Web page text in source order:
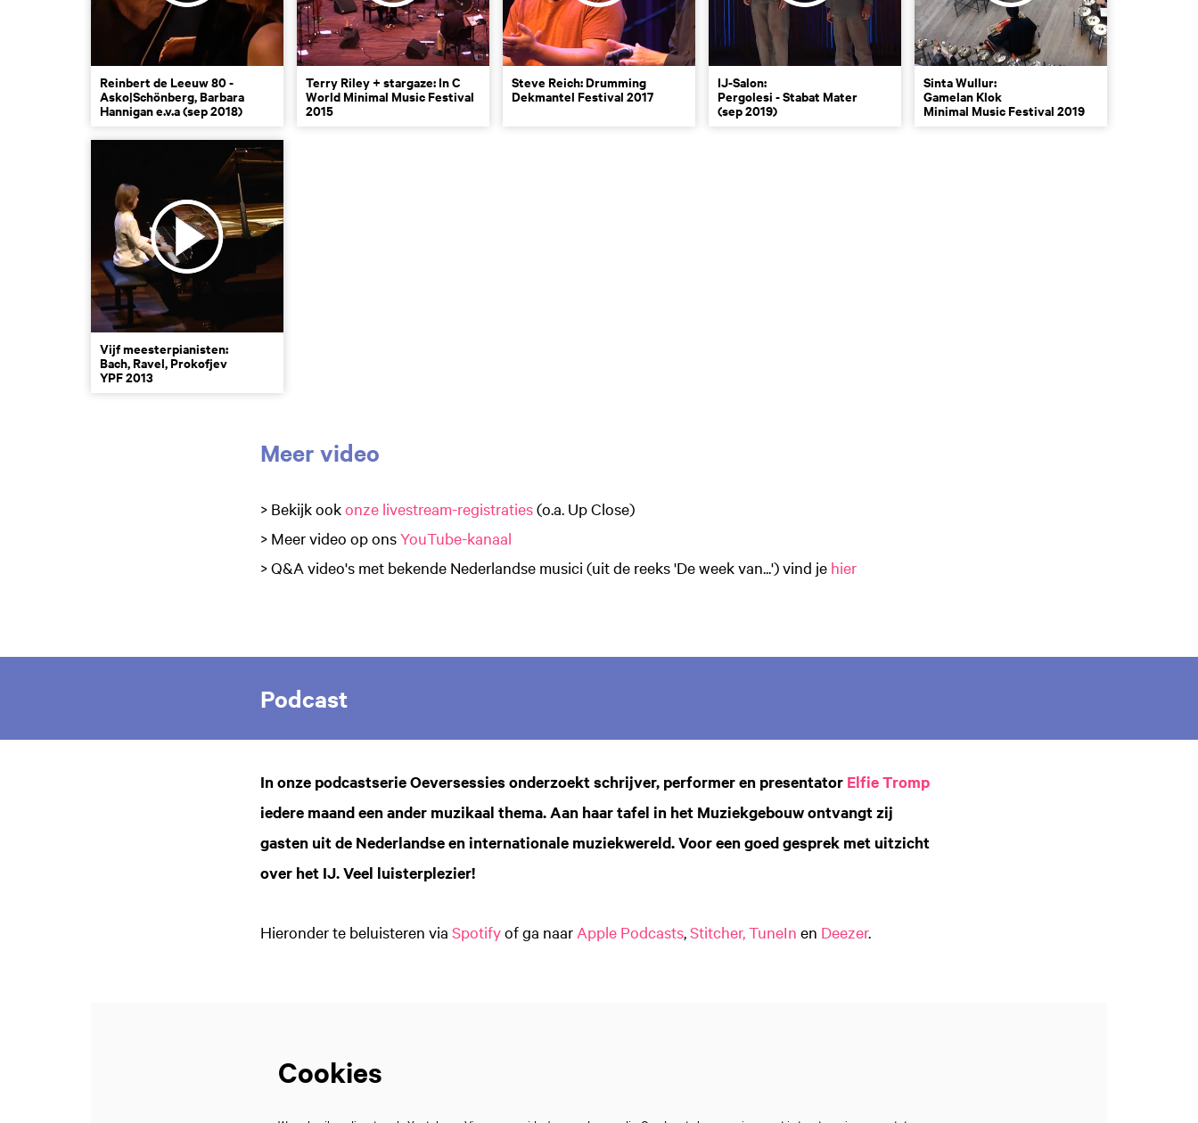
Reinbert de Leeuw 80 -
Asko|Schönberg, Barbara
Hannigan e.v.a (sep 2018)
Terry Riley + stargaze: In C
World Minimal Music Festival
2015
Steve Reich: Drumming
Dekmantel Festival 2017
IJ-Salon:
Pergolesi - Stabat Mater
(sep 2019)
Sinta Wullur:
Gamelan Klok
Minimal Music Festival 2019
Vijf meesterpianisten:
Bach, Ravel, Prokofjev
YPF 2013
Meer video
> Bekijk ookonze livestream-registraties(o.a. Up Close)
> Meer video op onsYouTube-kanaal
> Q&A video's met bekende Nederlandse musici (uit de reeks 'De week van...') vind je hier
Podcast
In onze podcastserie Oeversessies onderzoekt schrijver, performer en presentator Elfie Tromp
iedere maand een ander muzikaal thema. Aan haar tafel in het Muziekgebouw ontvangt zij
gasten uit de Nederlandse en internationale muziekwereld. Voor een goed gesprek met uitzicht
over het IJ. Veel luisterplezier!
Hieronder te beluisteren via Spotifyof ga naar Apple Podcasts,Stitcher,TuneIn en Deezer.
Cookies